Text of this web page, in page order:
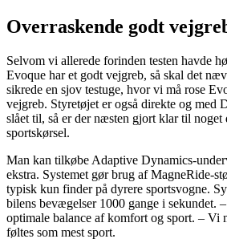
Overraskende godt
Selvom vi allerede forinden testen havde
Evoque har et godt vejgreb, så skal det
sikrede en sjov testuge, hvor vi må rose
vejgreb. Styretøjet er også direkte og med
slået til, så er der næsten gjort klar til noget
sportskørsel.
Man kan tilkøbe Adaptive Dynamics-
ekstra. Systemet gør brug af MagneRide-
typisk kun finder på dyrere sportsvogne.
bilens bevægelser 1000 gange i sekundet.
optimale balance af komfort og sport. – Vi
føltes som mest sport.